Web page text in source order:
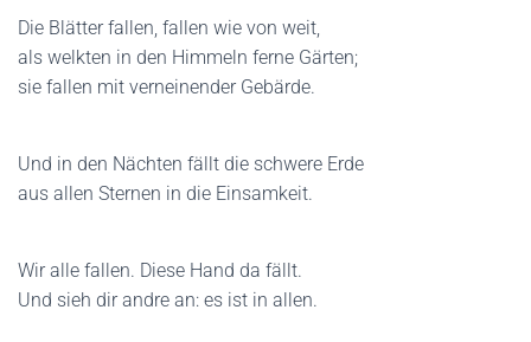
Die Blätter fallen, fallen wie von weit,
als welkten in den Himmeln ferne Gärten;
sie fallen mit verneinender Gebärde.
Und in den Nächten fällt die schwere Erde
aus allen Sternen in die Einsamkeit.
Wir alle fallen. Diese Hand da fällt.
Und sieh dir andre an: es ist in allen.